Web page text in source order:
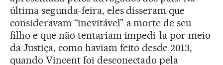
última segunda-feira, eles disseram que
consideravam “inevitável” a morte de seu
filho e que não tentariam impedi-la por meio
da Justiça, como haviam feito desde 2013,
quando Vincent foi desconectado pela